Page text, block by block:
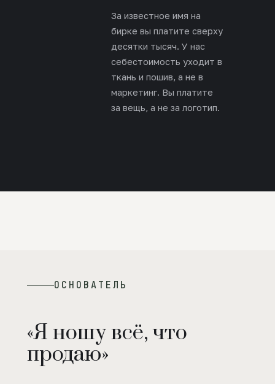
За известное имя на
бирке вы платите сверху
десятки тысяч. У нас
себестоимость уходит в
ткань и пошив, а не в
маркетинг. Вы платите
за вещь, а не за логотип.
ОСНОВАТЕЛЬ
«Я ношу всё, что
продаю»